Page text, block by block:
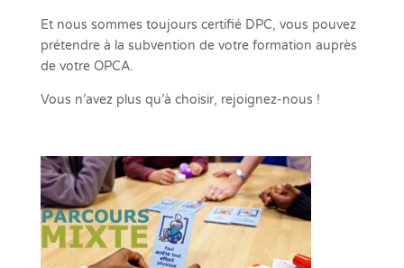
Et nous sommes toujours certifié DPC, vous pouvez
prétendre à la subvention de votre formation auprès
de votre OPCA.
Vous n’avez plus qu’à choisir, rejoignez-nous !